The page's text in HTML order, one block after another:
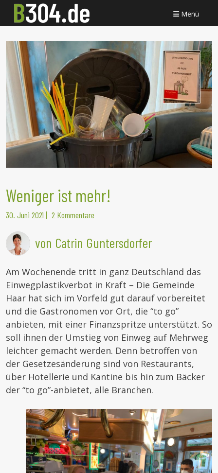
Menü
Weniger ist mehr!
30. Juni 2021 | 2 Kommentare
von Catrin Guntersdorfer
Am Wochenende tritt in ganz Deutschland das
Einwegplastikverbot in Kraft – Die Gemeinde
Haar hat sich im Vorfeld gut darauf vorbereitet
und die Gastronomen vor Ort, die “to go”
anbieten, mit einer Finanzspritze unterstützt. So
soll ihnen der Umstieg von Einweg auf Mehrweg
leichter gemacht werden. Denn betroffen von
der Gesetzesänderung sind von Restaurants,
über Hotellerie und Kantine bis hin zum Bäcker
der “to go”-anbietet, alle Branchen.